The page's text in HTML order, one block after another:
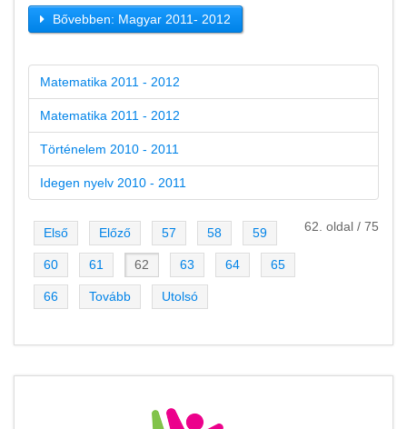
Bővebben: Magyar 2011- 2012
Matematika 2011 - 2012
Matematika 2011 - 2012
Történelem 2010 - 2011
Idegen nyelv 2010 - 2011
62. oldal / 75
Első Előző 57 58 59
60 61 62 63 64 65
66 Tovább Utolsó